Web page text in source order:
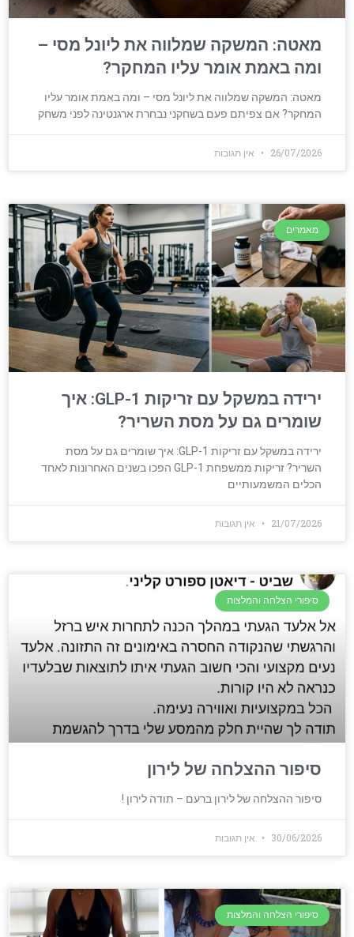
מאטה: המשקה שמלווה את ליונל מסי –
ומה באמת אומר עליו המחקר?
מאטה: המשקה שמלווה את ליונל מסי – ומה באמת אומר עליו
המחקר? אם צפיתם פעם בשחקני נבחרת ארגנטינה לפני משחק
26/07/2026 אין תגובות
מאמרים
ירידה במשקל עם זריקות GLP-1: איך
שומרים גם על מסת השריר?
ירידה במשקל עם זריקות GLP-1: איך שומרים גם על מסת
השריר? זריקות ממשפחת GLP-1 הפכו בשנים האחרונות לאחד
הכלים המשמעותיים
21/07/2026 אין תגובות
סיפורי הצלחה והמלצות
סיפור ההצלחה של לירון
סיפור ההצלחה של לירון ברעם – תודה לירון !
30/06/2026 אין תגובות
סיפורי הצלחה והמלצות